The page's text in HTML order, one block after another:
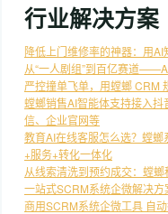
行业解决方案
降低上门维修率的神器：用
从“一人剧组”到百亿赛道
严控撞单飞单，用螳螂 CRM
螳螂销售AI智能体支持接入
信、企业官网等
教育AI在线客服怎么选？螳
+服务+转化一体化
从线索清洗到预约成交：螳
一站式SCRM系统企微解决
商用SCRM系统企微工具 自